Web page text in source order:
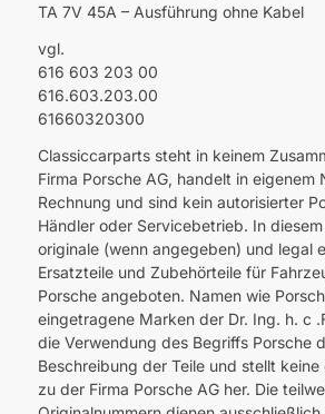
TA 7V 45A – Ausführung ohne Kabel
vgl.
616 603 203 00
616.603.203.00
61660320300
Classiccarparts steht in keinem
Firma Porsche AG, handelt in eigenem
Rechnung und sind kein autorisierter
Händler oder Servicebetrieb. In
originale (wenn angegeben) und legal
Ersatzteile und Zubehörteile für
Porsche angeboten. Namen wie
eingetragene Marken der Dr. Ing. h. c
die Verwendung des Begriffs Porsche
Beschreibung der Teile und stellt
zu der Firma Porsche AG her. Die